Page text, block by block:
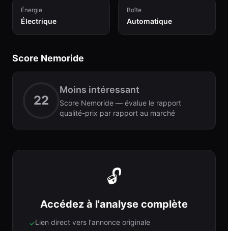
Énergie
Électrique
Boîte
Automatique
Score Nemoride
22
Moins intéressant
Score Nemoride — évalue le rapport
qualité-prix par rapport au marché
🔓
Accédez à l'analyse complète
✓Lien direct vers l'annonce originale